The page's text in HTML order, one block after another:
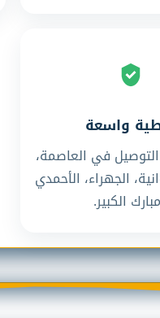
واسعة
في العاصمة،
الجهراء، الأحمدي
الكبير.